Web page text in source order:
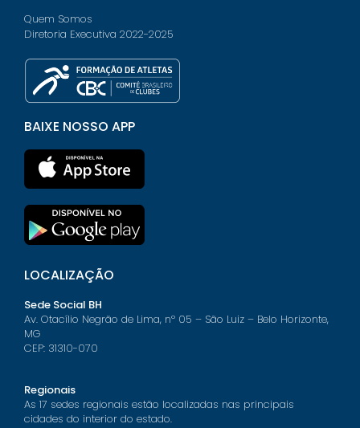
Quem Somos
Diretoria Executiva 2022-2025
BAIXE NOSSO APP
LOCALIZAÇÃO
Sede Social BH
Av. Otacílio Negrão de Lima, nº 05 – São Luiz – Belo Horizonte,
MG
CEP: 31310-070
Regionais
As 17 sedes regionais estão localizadas nas principais
cidades do interior do estado.